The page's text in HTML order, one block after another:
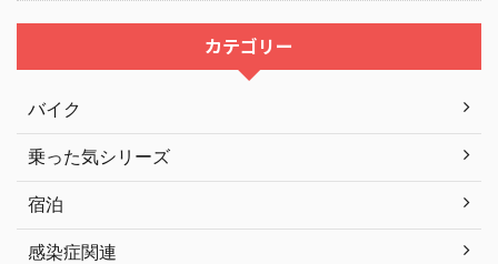
カテゴリー
バイク
乗った気シリーズ
宿泊
感染症関連